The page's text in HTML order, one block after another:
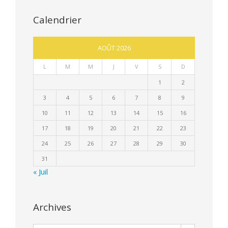
Calendrier
AOÛT 2026
L M M J V S D
1
2
3
4 5 6 7 8
9
10
11 12 13 14 15
16
17
18 19 20 21 22
23
24
25 26 27 28 29
30
31
« Juil
Archives